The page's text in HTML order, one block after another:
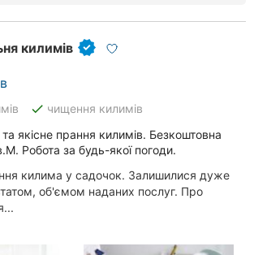
килимів
done чищення килимів
якісне прання килимів. Безкоштовна
Робота за будь-якої погоди.
килима у садочок. Залишилися дуже
об'ємом наданих послуг. Про